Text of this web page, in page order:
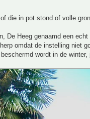
die in pot stond of volle
De Heeg genaamd een echt
omdat de instelling niet
wordt in de winter,